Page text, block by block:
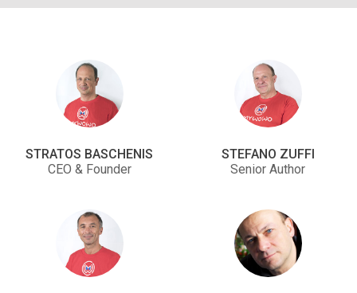
STRATOS BASCHENIS
CEO & Founder
STEFANO ZUFFI
Senior Author